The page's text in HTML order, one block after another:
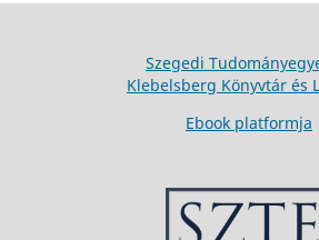
Szegedi
Klebelsberg Könyvtár és
Ebook platformja